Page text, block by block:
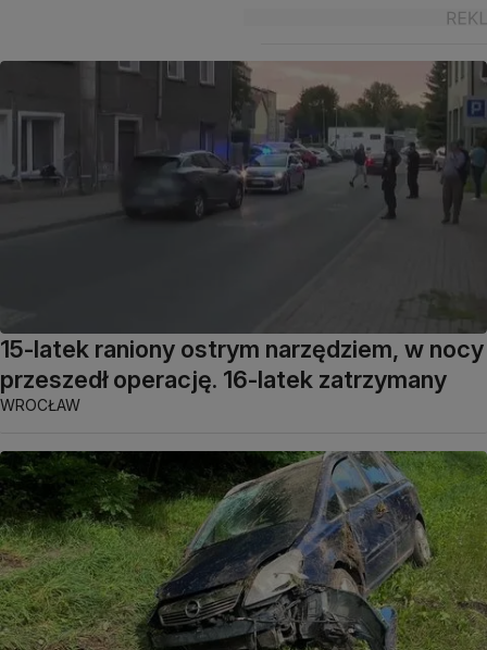
15-latek raniony ostrym narzędziem, w nocy
przeszedł operację. 16-latek zatrzymany
WROCŁAW